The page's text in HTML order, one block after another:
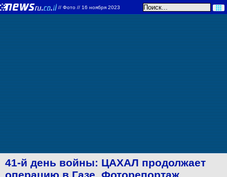
// Фото // 16 ноября 2023
41-й день войны: ЦАХАЛ продолжает